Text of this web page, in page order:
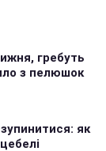
гребуть
з пелюшок
як